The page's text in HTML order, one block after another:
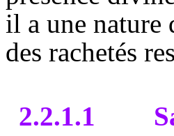
il a une nature
des rachetés
2.2.1.1